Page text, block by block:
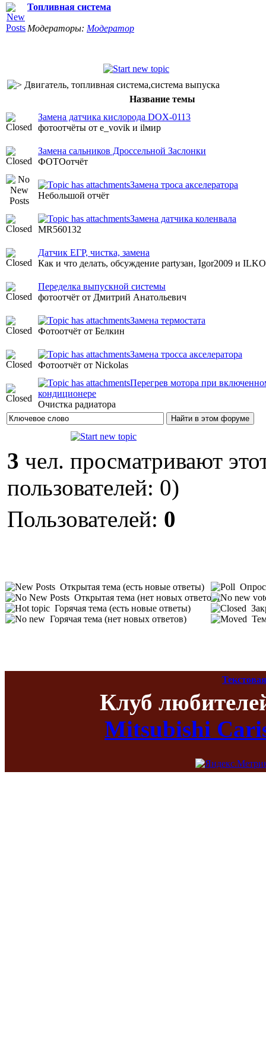
Топливная система
Модераторы: Модератор
Двигатель, топливная система,система выпуска
Название темы
Замена датчика кислорода DOX-0113
фотоотчёты от e_vovik и ilмир
Замена сальников Дроссельной Заслонки
ФОТОотчёт
Замена троса акселератора
Небольшой отчёт
Замена датчика коленвала
MR560132
Датчик ЕГР, чистка, замена
Как и что делать, обсуждение partyзан, Igor2009 и ILKO
Переделка выпускной системы
фотоотчёт от Дмитрий Анатольевич
Замена термостата
Фотоотчёт от Белкин
Замена тросса акселератора
Фотоотчёт от Nickolas
Перегрев мотора при
кондиционере
Очистка радиатора
3 чел. просматривают
пользователей: 0)
Пользователей: 0
Открытая тема (есть новые ответы)
Открытая тема (нет новых ответов)
Горячая тема (есть новые ответы)
Горячая тема (нет новых ответов)
Опрос
Клуб
Mitsubishi